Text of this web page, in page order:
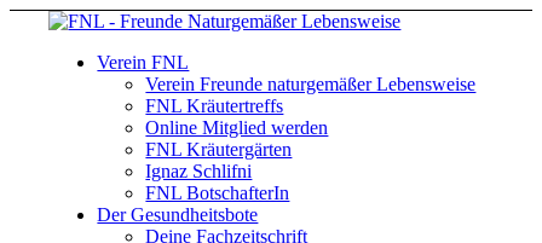
Verein FNL
Verein Freunde naturgemäßer Lebensweise
FNL Kräutertreffs
Online Mitglied werden
FNL Kräutergärten
Ignaz Schlifni
FNL BotschafterIn
Der Gesundheitsbote
Deine Fachzeitschrift